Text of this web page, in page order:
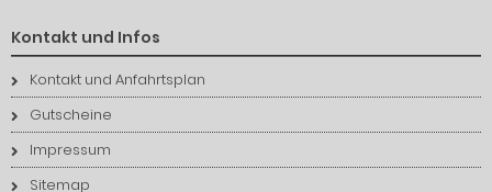
Kontakt und Infos
Kontakt und Anfahrtsplan
Gutscheine
Impressum
Sitemap